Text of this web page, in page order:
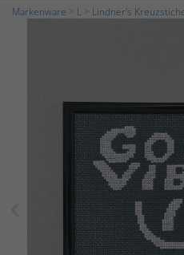
Markenware L Lindner's